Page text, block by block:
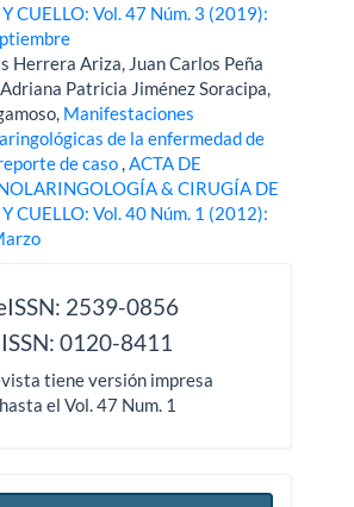
CUELLO: Vol. 47 Núm. 3 (2019):
Herrera Ariza, Juan Carlos Peña
Patricia Jiménez Soracipa,
Manifestaciones
de la enfermedad de
de caso,ACTA DE
& CIRUGÍA DE
CUELLO: Vol. 40 Núm. 1 (2012):
2539-0856
ISSN: 0120-8411
tiene versión impresa
hasta el Vol. 47 Num. 1